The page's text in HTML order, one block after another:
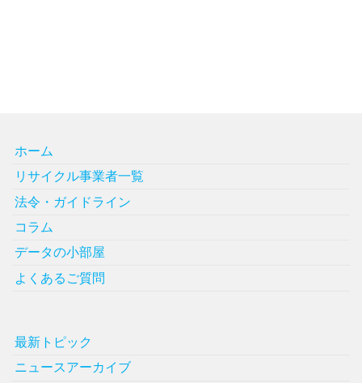
ホーム
リサイクル事業者一覧
法令・ガイドライン
コラム
データの小部屋
よくあるご質問
最新トピック
ニュースアーカイブ